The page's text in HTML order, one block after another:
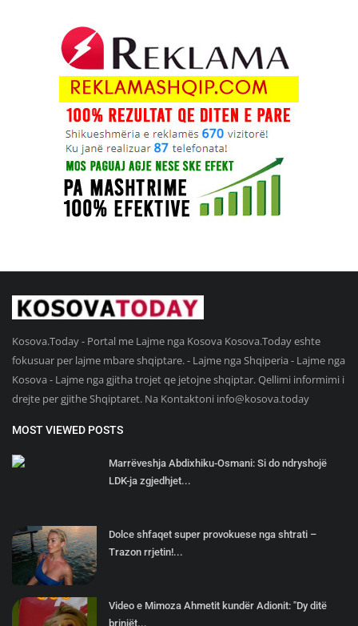
Kosova.Today - Portal me Lajme nga Kosova Kosova.Today eshte
fokusuar per lajme mbare shqiptare. - Lajme nga Shqiperia - Lajme nga
Kosova - Lajme nga gjitha trojet qe jetojne shqiptar. Qellimi informimi i
drejte per gjithe Shqiptaret. Na Kontaktoni info@kosova.today
MOST VIEWED POSTS
Marrëveshja Abdixhiku-Osmani: Si do ndryshojë
LDK-ja zgjedhjet...
Dolce shfaqet super provokuese nga shtrati –
Trazon rrjetin!...
Video e Mimoza Ahmetit kundër Adionit: "Dy ditë
brinjët...